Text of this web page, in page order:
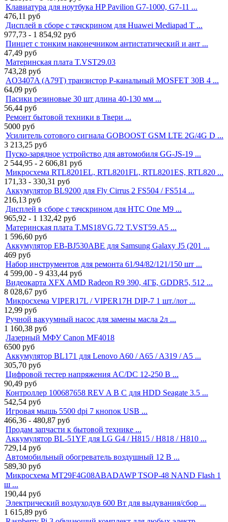
Клавиатура для ноутбука HP Pavilion G7-1000, G7-11 ...
476,11 руб
Дисплей в сборе с тачскрином для Huawei Mediapad T ...
977,73 - 1 854,92 руб
Пинцет с тонким наконечником антистатический и ант ...
47,49 руб
Материнская плата T.VST29.03
743,28 руб
AO3407A (A79T) транзистор P-канальный MOSFET 30В 4 ...
64,09 руб
Пасики резиновые 30 шт длина 40-130 мм ...
56,44 руб
Ремонт бытовой техники в Твери ...
5000 руб
Усилитель сотового сигнала GOBOOST GSM LTE 2G/4G D ...
3 213,25 руб
Пуско-зарядное устройство для автомобиля GG-JS-19 ...
2 544,95 - 2 606,81 руб
Микросхема RTL8201EL, RTL8201FL, RTL8201ES, RTL820 ...
171,33 - 330,31 руб
Аккумулятор BL9200 для Fly Cirrus 2 FS504 / FS514 ...
216,13 руб
Дисплей в сборе с тачскрином для HTC One M9 ...
965,92 - 1 132,42 руб
Материнская плата T.MS18VG.72 T.VST59.A5 ...
1 596,60 руб
Аккумулятор EB-BJ530ABE для Samsung Galaxy J5 (201 ...
469 руб
Набор инструментов для ремонта 61/94/82/121/150 шт ...
4 599,00 - 9 433,44 руб
Видеокарта XFX AMD Radeon R9 390, 4ГБ, GDDR5, 512 ...
8 028,67 руб
Микросхема VIPER17L / VIPER17H DIP-7 1 шт./лот ...
12,99 руб
Ручной вакуумный насос для замены масла 2л ...
1 160,38 руб
Лазерный МФУ Canon MF4018
6500 руб
Аккумулятор BL171 для Lenovo A60 / A65 / A319 / A5 ...
305,70 руб
Цифровой тестер напряжения AC/DC 12-250 В ...
90,49 руб
Контроллер 100687658 REV A B C для HDD Seagate 3.5 ...
542,54 руб
Игровая мышь 5500 dpi 7 кнопок USB ...
466,36 - 480,87 руб
Продам запчасти к бытовой технике ...
Аккумулятор BL-51YF для LG G4 / H815 / H818 / H810 ...
729,14 руб
Автомобильный обогреватель воздушный 12 В ...
589,30 руб
Микросхема MT29F4G08ABADAWP TSOP-48 NAND Flash 1
ш ...
190,44 руб
Электрический воздуходув 600 Вт для выдувания/сбор ...
1 615,89 руб